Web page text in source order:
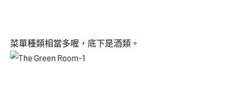
菜單種類相當多喔，底下是酒類。